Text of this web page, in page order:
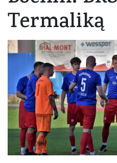
Termaliką